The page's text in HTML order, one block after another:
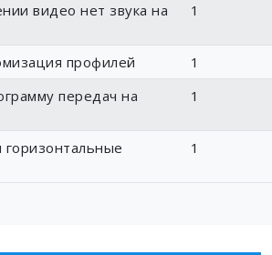
видео нет звука на
1
профилей
1
передач на
1
1